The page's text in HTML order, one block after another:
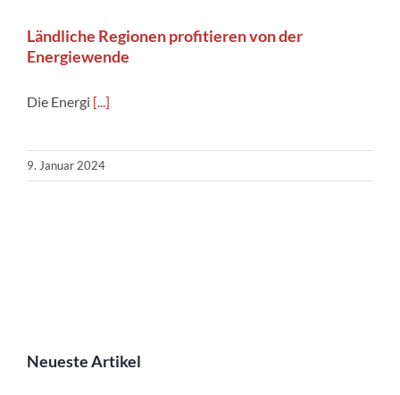
Ländliche Regionen profitieren von der
Energiewende
Die Energi [...]
9. Januar 2024
Neueste Artikel